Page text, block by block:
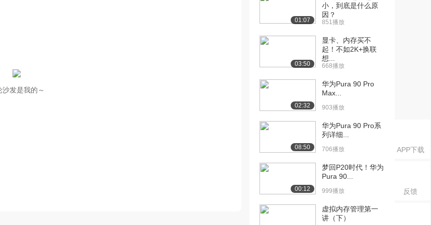
APP下载
反馈
沙发是我的～
01:07
小，到底是什么原
因？
851播放
03:50
显卡、内存买不
起！不如2K+换联
想...
668播放
02:32
华为Pura 90 Pro
Max...
903播放
08:50
华为Pura 90 Pro系
列详细...
706播放
00:12
梦回P20时代！华为
Pura 90...
999播放
虚拟内存管理第一
讲（下）